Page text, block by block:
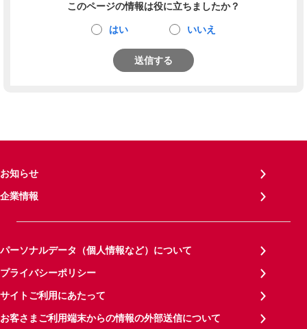
このページの情報は役に立ちましたか？
はい いいえ
送信する
お知らせ
企業情報
パーソナルデータ（個人情報など）について
プライバシーポリシー
サイトご利用にあたって
お客さまご利用端末からの情報の外部送信について